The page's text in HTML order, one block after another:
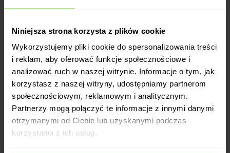
Niniejsza strona korzysta z plików cookie
Wykorzystujemy pliki cookie do spersonalizowania treści
i reklam, aby oferować funkcje społecznościowe i
analizować ruch w naszej witrynie. Informacje o tym, jak
korzystasz z naszej witryny, udostępniamy partnerom
społecznościowym, reklamowym i analitycznym.
Partnerzy mogą połączyć te informacje z innymi danymi
otrzymanymi od Ciebie lub uzyskanymi podczas
korzystania z ich usług.
body shape bpu
calypso bike
calypso body workout
calypso pump
joga
pilates
super pośladki
trampoliny
zdrowy kręgosłup
zumba